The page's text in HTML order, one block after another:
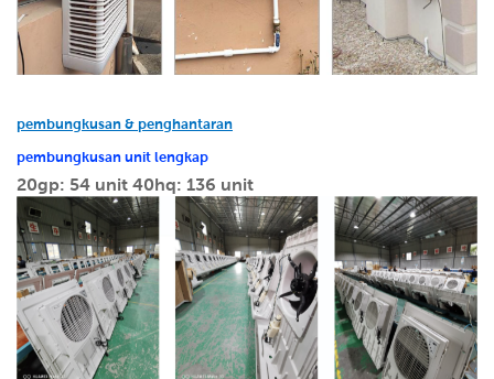
pembungkusan & penghantaran
pembungkusan unit lengkap
20gp: 54 unit 40hq: 136 unit